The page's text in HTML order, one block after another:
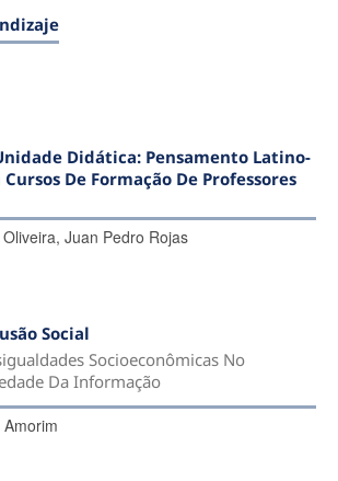
Didática: Pensamento Latino-
De Formação De Professores
Juan Pedro Rojas
Social
Socioeconômicas No
Da Informação